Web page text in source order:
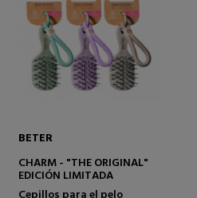
BETER
CHARM - "THE ORIGINAL"
EDICIÓN LIMITADA